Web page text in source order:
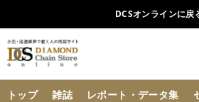
DCSオンラインに戻
トップ 雑誌 レポート・データ集